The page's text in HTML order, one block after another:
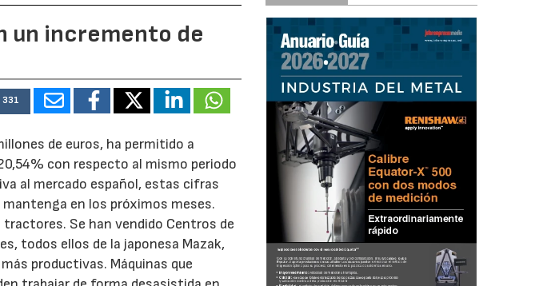
un incremento de
331
de euros, ha permitido a
con respecto al mismo periodo
al mercado español, estas cifras
en los próximos meses.
Se han vendido Centros de
todos ellos de la japonesa Mazak,
productivas. Máquinas que